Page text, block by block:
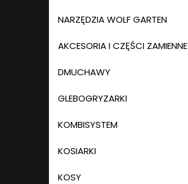
NARZĘDZIA WOLF GARTEN
AKCESORIA I CZĘŚCI ZAMIENNE
DMUCHAWY
GLEBOGRYZARKI
KOMBISYSTEM
KOSIARKI
KOSY